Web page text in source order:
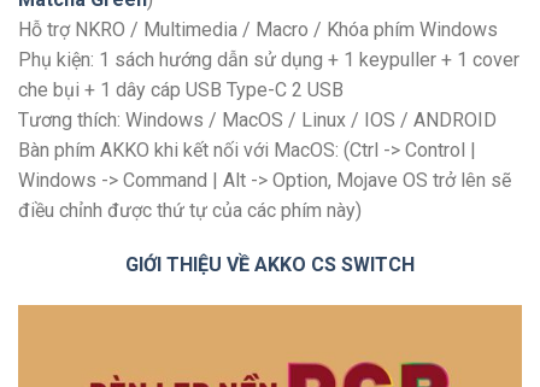
Hỗ trợ NKRO / Multimedia / Macro / Khóa phím Windows
Phụ kiện: 1 sách hướng dẫn sử dụng + 1 keypuller + 1 cover
che bụi + 1 dây cáp USB Type-C 2 USB
Tương thích: Windows / MacOS / Linux / IOS / ANDROID
Bàn phím AKKO khi kết nối với MacOS: (Ctrl -> Control |
Windows -> Command | Alt -> Option, Mojave OS trở lên sẽ
điều chỉnh được thứ tự của các phím này)
GIỚI THIỆU VỀ AKKO CS SWITCH